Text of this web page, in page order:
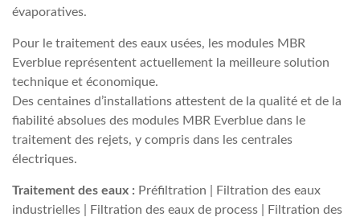
évaporatives.
Pour le traitement des eaux usées, les modules MBR
Everblue représentent actuellement la meilleure solution
technique et économique.
Des centaines d’installations attestent de la qualité et de la
fiabilité absolues des modules MBR Everblue dans le
traitement des rejets, y compris dans les centrales
électriques.
Traitement des eaux : Préfiltration | Filtration des eaux
industrielles | Filtration des eaux de process | Filtration des